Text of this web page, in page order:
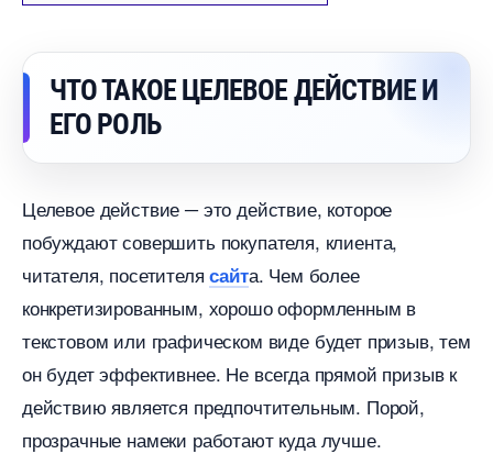
ЧТО ТАКОЕ ЦЕЛЕВОЕ ДЕЙСТВИЕ И
ЕГО РОЛЬ
Целевое действие ─ это действие, которое
побуждают совершить покупателя, клиента,
читателя, посетителясайта.​ Чем более
конкретизированным, хорошо оформленным
текстовом или графическом виде будет призыв, тем
он будет эффективнее.​ Не всегда прямой призыв к
действию является предпочтительным.​ Порой,
прозрачные намеки работают куда лучше.​